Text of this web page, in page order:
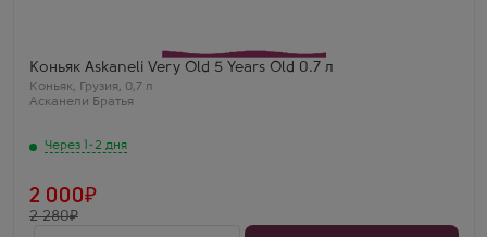
Коньяк Askaneli Very Old 5 Years Old 0.7 л
Коньяк, Грузия, 0,7 л
Асканели Братья
Через 1-2 дня
Регион
Кахетия
Выдержка
5 лет
2 000
2 280